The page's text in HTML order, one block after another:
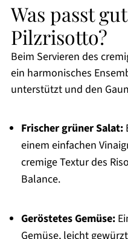
Was passt
Pilzrisotto?
Beim Servieren des
ein harmonisches
unterstützt und den
Frischer grüner Salat:
einem einfachen
cremige Textur des
Balance.
Geröstetes Gemüse:
Gemüse, leicht